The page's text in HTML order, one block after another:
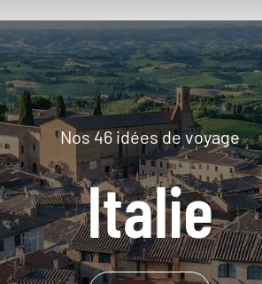
Nos 46 idées de voyage
Italie